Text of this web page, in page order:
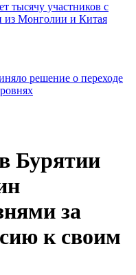
тысячу участников с
из Монголии и Китая
решение о переходе
Бурятии
за
к своим